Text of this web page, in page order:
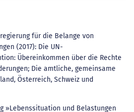
für die Belange von
(2017): Die UN-
Übereinkommen über die Rechte
Die amtliche, gemeinsame
Österreich, Schweiz und
»Lebenssituation und Belastungen